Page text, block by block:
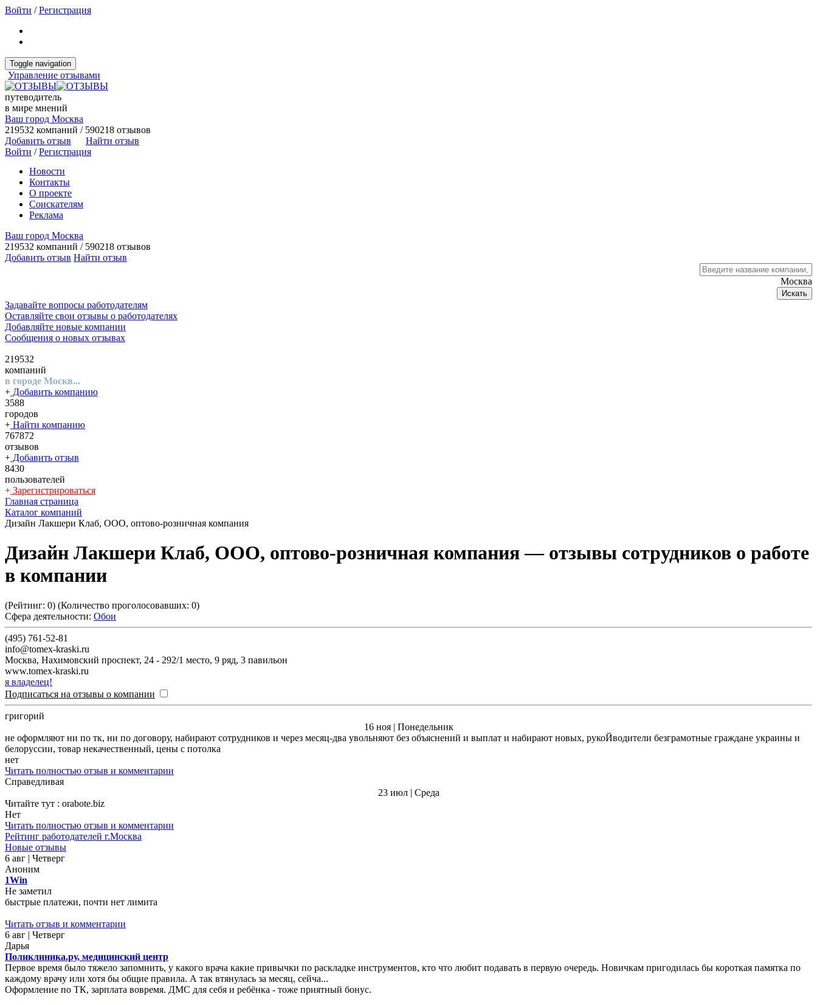
Войти /Регистрация
Toggle navigation
Управление отзывами
путеводитель
в мире мнений
Ваш город Москва
219532 компаний / 590218 отзывов
Добавить отзыв
Найти отзыв
Войти /Регистрация
Новости
Контакты
О проекте
Соискателям
Реклама
Ваш город Москва
219532 компаний / 590218 отзывов
Добавить отзыв Найти отзыв
Москва
Искать
Задавайте вопросы работодателям
Оставляйте свои отзывы о работодателях
Добавляйте новые компании
Сообщения о новых отзывах
219532
компаний
в городе Москв...
+ Добавить компанию
3588
городов
+ Найти компанию
767872
отзывов
+ Добавить отзыв
8430
пользователей
+ Зарегистрироваться
Главная страница
Каталог компаний
Дизайн Лакшери Клаб, ООО, оптово-розничная компания
Дизайн Лакшери Клаб, ООО, оптово-розничная компания— отзывы сотрудников о работе
в компании
(Рейтинг: 0) (Количество проголосовавших: 0)
Сфера деятельности: Обои
(495) 761-52-81
info@tomex-kraski.ru
Москва, Нахимовский проспект, 24 - 292/1 место, 9 ряд, 3 павильон
www.tomex-kraski.ru
я владелец!
Подписаться на отзывы о компании
григорий
16 ноя | Понедельник
не оформляют ни по тк, ни по договору, набирают сотрудников и через месяц-два увольняют без объяснений и выплат и набирают новых, рукоЙводители безграмотные граждане украины и
белоруссии, товар некачественный, цены с потолка
нет
Читать полностью отзыв и комментарии
Справедливая
23 июл | Среда
Читайте тут : orabote.biz
Нет
Читать полностью отзыв и комментарии
Рейтинг работодателей г.Москва
Новые отзывы
6 авг | Четверг
Аноним
1Win
Не заметил
быстрые платежи, почти нет лимита
Читать отзыв и комментарии
6 авг | Четверг
Дарья
Поликлиника.ру, медицинский центр
Первое время было тяжело запомнить, у какого врача какие привычки по раскладке инструментов, кто что любит подавать в первую очередь. Новичкам пригодилась бы короткая памятка по
каждому врачу или хотя бы общие правила. А так втянулась за месяц, сейча...
Оформление по ТК, зарплата вовремя. ДМС для себя и ребёнка - тоже приятный бонус.